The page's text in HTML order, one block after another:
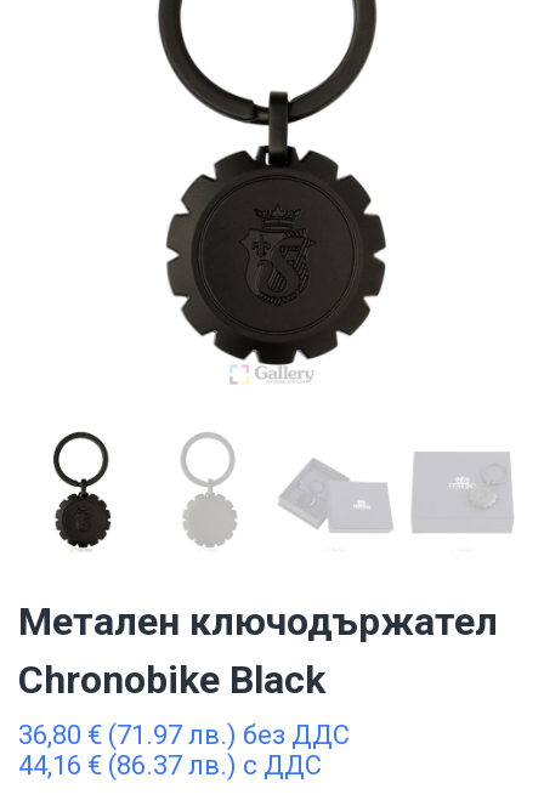
Метален ключодържател
Chronobike Black
36,80 € (71.97 лв.) без ДДС
44,16 € (86.37 лв.) с ДДС